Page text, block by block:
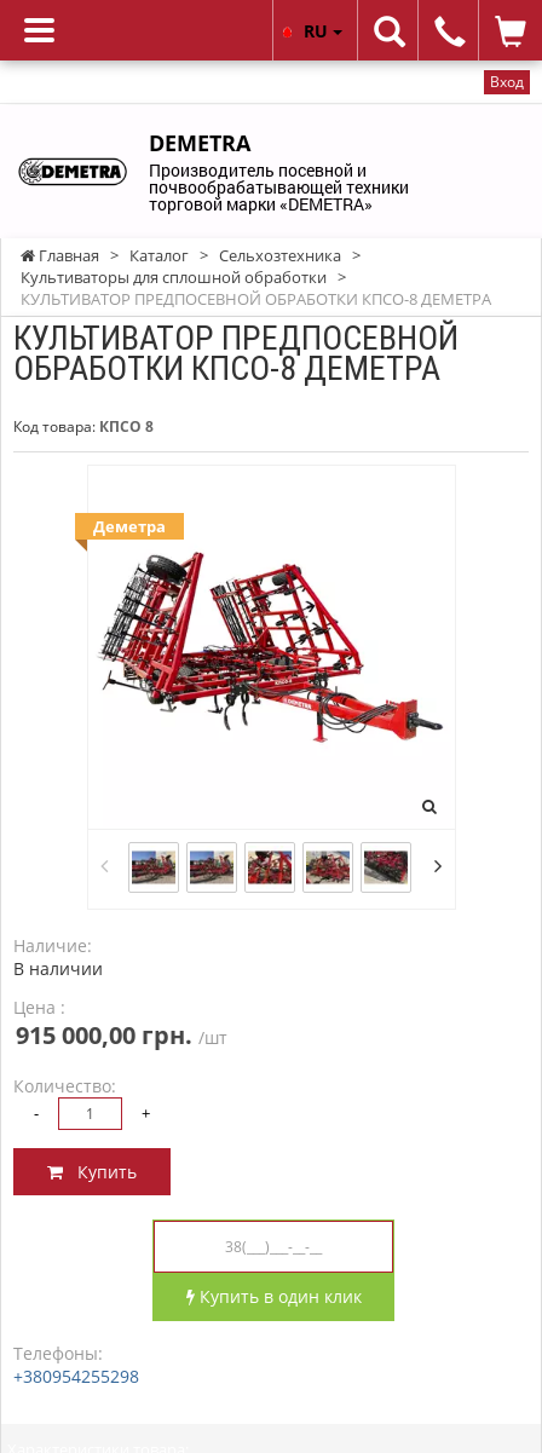
Вход
RU
DEMETRA
Производитель посевной и
почвообрабатывающей техники
торговой марки «DEMETRA»
Главная > Каталог > Сельхозтехника >
Культиваторы для сплошной обработки >
КУЛЬТИВАТОР ПРЕДПОСЕВНОЙ ОБРАБОТКИ КПСО-8 ДЕМЕТРА
КУЛЬТИВАТОР ПРЕДПОСЕВНОЙ
ОБРАБОТКИ КПСО-8 ДЕМЕТРА
Код товара: КПСО 8
Деметра
Наличие:
В наличии
Цена :
915 000,00 грн. /шт
Количество:
- +
Купить
Купить в один клик
Телефоны:
+380954255298